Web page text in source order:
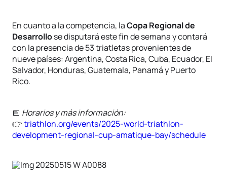
En cuanto a la competencia, laCopa Regional de
Desarrollose disputará este fin de semana y contará
con la presencia de 53 triatletas provenientes de
nueve países: Argentina, Costa Rica, Cuba, Ecuador, El
Salvador, Honduras, Guatemala, Panamá y Puerto
Rico.
📅 Horarios y más información:
👉triathlon.org/events/2025-world-triathlon-
development-regional-cup-amatique-bay/schedule